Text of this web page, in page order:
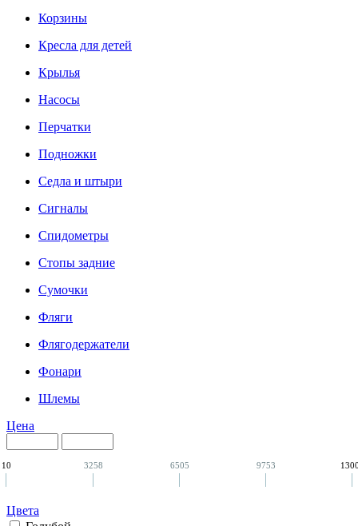
Корзины
Кресла для детей
Крылья
Насосы
Перчатки
Подножки
Седла и штыри
Сигналы
Спидометры
Стопы задние
Сумочки
Фляги
Флягодержатели
Фонари
Шлемы
Цена
10 3258 6505 9753
Цвета